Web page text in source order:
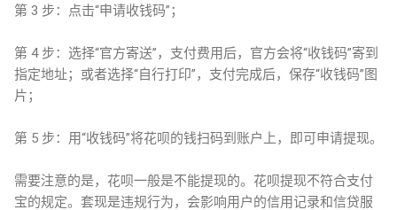
第 3 步：点击“申请收钱码”；
第 4 步：选择“官方寄送”，支付费用后，官方会将“收钱码”寄到
指定地址；或者选择“自行打印”，支付完成后，保存“收钱码”图
片；
第 5 步：用“收钱码”将花呗的钱扫码到账户上，即可申请提现。
需要注意的是，花呗一般是不能提现的。花呗提现不符合支付
宝的规定。套现是违规行为，会影响用户的信用记录和信贷服